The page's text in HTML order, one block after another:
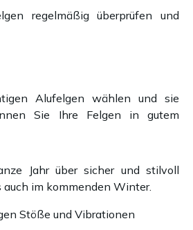
regelmäßig überprüfen und
Alufelgen wählen und sie
Sie Ihre Felgen in gutem
Jahr über sicher und stilvoll
auch im kommenden Winter.
Stöße und Vibrationen